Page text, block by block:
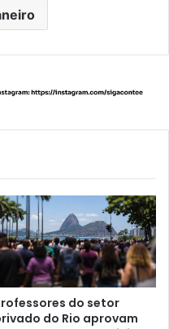
do setor
do Rio aprovam